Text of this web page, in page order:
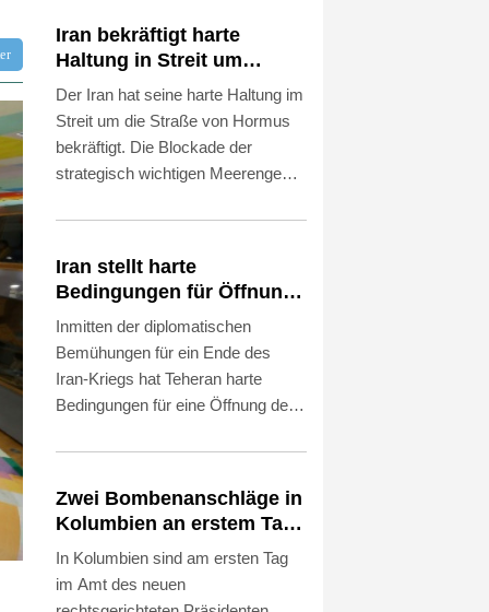
Iran bekräftigt harte
Haltung in Streit um
Straße von Hormus
Der Iran hat seine harte Haltung im
Streit um die Straße von Hormus
bekräftigt. Die Blockade der
strategisch wichtigen Meerenge
Feind alle unsere Bedingungen
iranischen Revolutionsgarden,
Hossein Mohebi, am Sonntag nach
Angaben des Staatsfernsehens.
"Die Meerenge ist für uns derzeit
ein Kriegsschauplatz und nicht nur
eine Wasserstraße."
Iran stellt harte
Bedingungen für Öffnung
der Straße von Hormus
Inmitten der diplomatischen
Bemühungen für ein Ende des
Iran-Kriegs hat Teheran harte
Bedingungen für eine Öffnung der
Außenminister Abbas Araghtschi
anderem "Entschädigungen" für
Verstöße der USA gegen das im
Juni besiegelte
Rahmenabkommen zwischen
Zwei Bombenanschläge in
Kolumbien an erstem Tag
im Amt des neuen
Präsidenten Espriella
In Kolumbien sind am ersten Tag
im Amt des neuen